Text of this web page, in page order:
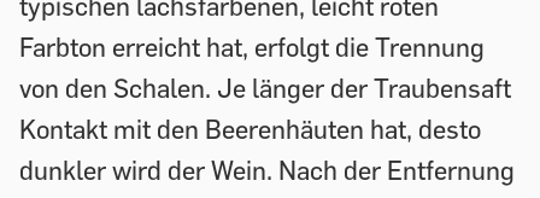
typischen lachsfarbenen, leicht roten
Farbton erreicht hat, erfolgt die Trennung
von den Schalen. Je länger der Traubensaft
Kontakt mit den Beerenhäuten hat, desto
dunkler wird der Wein. Nach der Entfernung